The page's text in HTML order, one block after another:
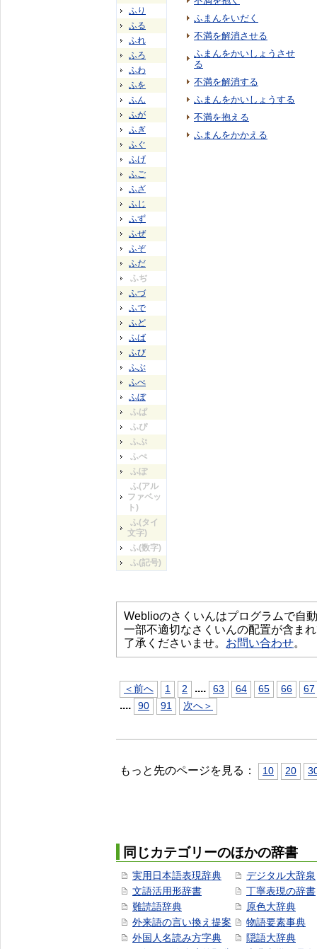
ふり
ふる
ふれ
ふろ
ふわ
ふを
ふん
ふが
ふぎ
ふぐ
ふげ
ふご
ふざ
ふじ
ふず
ふぜ
ふぞ
ふだ
ふぢ
ふづ
ふで
ふど
ふば
ふび
ふぶ
ふべ
ふぼ
ふぱ
ふぴ
ふぷ
ふぺ
ふぽ
ふ(アル
ファベッ
ト)
ふ(タイ
文字)
ふ(数字)
ふ(記号)
ふまんをいだく
不満を解消させる
ふまんをかいしょうさせ
る
不満を解消する
ふまんをかいしょうする
不満を抱える
ふまんをかかえる
Weblioのさくいんはプログラムで自
一部不適切なさくいんの配置が含ま
了承くださいませ。 お問い合わせ。
＜前へ 1 2 .... 63 64 65 66 67
.... 90 91 次へ＞
もっと先のページを見る： 10 20
同じカテゴリーのほかの辞書
実用日本語表現辞典
文語活用形辞書
難読語辞典
外来語の言い換え提案
外国人名読み方字典
デジタル大辞泉
丁寧表現の辞書
原色大辞典
物語要素事典
隠語大辞典